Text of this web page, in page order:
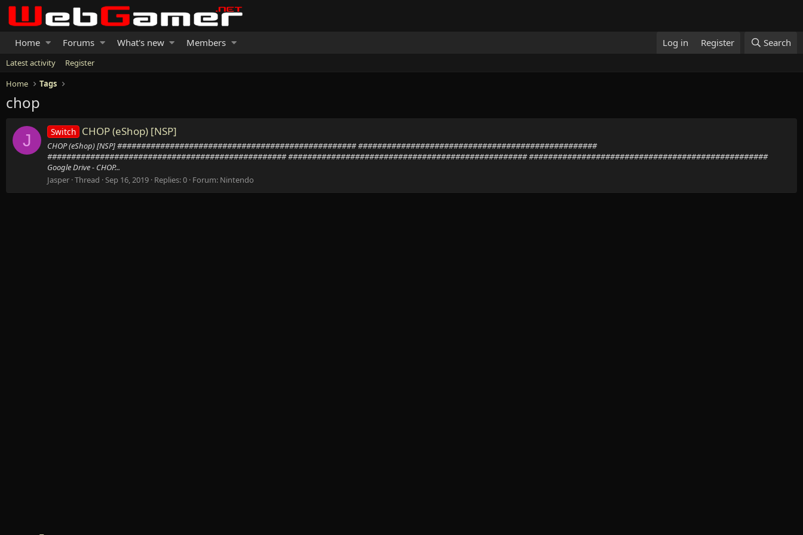
Home Forums What's new Members Log in Register Search
Latest activity
Register
Home
Tags
chop
J Switch CHOP (eShop) [NSP]
CHOP (eShop) [NSP] ################################################## ##################################################
################################################## ################################################## ##################################################
Google Drive - CHOP...
Jasper Thread Sep 16, 2019 Replies: 0 Forum: Nintendo